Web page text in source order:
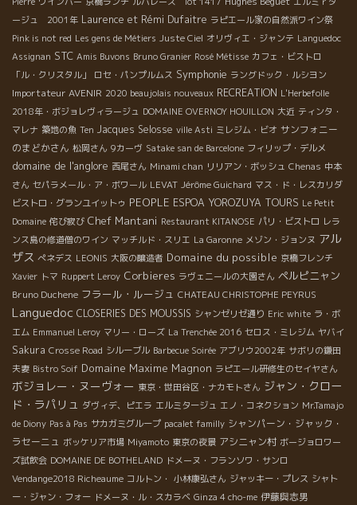
ージュ 2001年 Laurence et Rémi Dufaitre ラピエール家の自然派ワイン祭
Pink is not red Les gens de Métiers Juste Ciel オリヴィエ・ジャンテ Languedoc
Assignan STC Amis Buvons Bruno Granier Rosé Métisse カフェ・ビストロ
「ル・クリスタル」
ロセ・パンプルムス Symphonie ラングドック・ルシヨン
Importateur AVENIR 2020 beaujolais nouveaux RECREATION L'Herbefolle
2018年・ボジョレヴィラージュ DOMAINE OVERNOY HOUILLON 大近 ティンタ・
マレナ 築地の魚 Ten Jacques Selosse ville Asti ミレジム・ビオ サンフォニー
のまどかさん 松岡さん 9カーヴ Satake san de Barcelone フィリップ・デルメ
domaine de l'anglore 西尾さん Minami chan リリアン・ボッシュ Chenas 中本
さん セパラメール・ア・ボワール LEVAT Jérôme Guichard マス・ド・レスカリダ
ビストロ・グランユイットゥ PEOPLE ESPOA YOROZUYA TOURS Le Petit
Domaine 侘び寂び Chef Mantani Restaurant KITANOSE パリ・ビストロ レラ
ンス島の修道僧のワイン マッチルド・スリエ La Garonne メゾン・ジョンヌ アル
ザス ぺネデス LEONIS 大阪の醸造者 Domaine du possible 京橋フレンチ
Xavier トマ Ruppert Leroy Corbieres ラヴェニールの大園さん ペルピニャン
Bruno Duchene フラール・ルージュ CHATEAU CHRISTOPHE PEYRUS
Languedoc CLOSERIES DES MOUSSIS シャンゼリゼ通り Eric white ラ・ボ
エム Emmanuel Leroy マリー・ローズ La Trenchée 2016 セロス・ミレジム ヤバイ
Sakura Crosse Road シルーブル Barbecue Soirée アブリウ2002年 サボリの鎌田
夫妻 Bistro Soif Domaine Maxime Magnon ラピエール研修生のセイヤさん
ボジョレー・ヌーヴォー 東京・世田谷区・ナカモトさん ジャン・クロー
ド・ラパリュ ダヴィデ、ピエラ エルミタージュ エノ・コネクション Mr.Tamajo
de Diony Pas à Pas サカガミグループ pacalet familly シャンパーン・ジャック・
ラセーニュ ボッケリア市場 Miyamoto 東京の夜景 アシニャン村 ボージョロワー
ズ試飲会 DOMAINE DE BOTHELAND ドメーヌ・フランソワ・サンロ
Vendange2018 Richeaume コルトン・ 小林康弘さん ジャッキー・プレス シャト
ー・ジャン・フォー ドメーヌ・ル・スカラベ Ginza 4 cho-me 伊藤與志男